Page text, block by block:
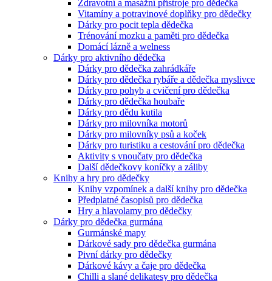
Zdravotní a masážní přístroje pro dědečka
Vitamíny a potravinové doplňky pro dědečky
Dárky pro pocit tepla dědečka
Trénování mozku a paměti pro dědečka
Domácí lázně a welness
Dárky pro aktivního dědečka
Dárky pro dědečka zahrádkáře
Dárky pro dědečka rybáře a dědečka myslivce
Dárky pro pohyb a cvičení pro dědečka
Dárky pro dědečka houbaře
Dárky pro dědu kutila
Dárky pro milovníka motorů
Dárky pro milovníky psů a koček
Dárky pro turistiku a cestování pro dědečka
Aktivity s vnoučaty pro dědečka
Další dědečkovy koníčky a záliby
Knihy a hry pro dědečky
Knihy vzpomínek a další knihy pro dědečka
Předplatné časopisů pro dědečka
Hry a hlavolamy pro dědečky
Dárky pro dědečka gurmána
Gurmánské mapy
Dárkové sady pro dědečka gurmána
Pivní dárky pro dědečky
Dárkové kávy a čaje pro dědečka
Chilli a slané delikatesy pro dědečka